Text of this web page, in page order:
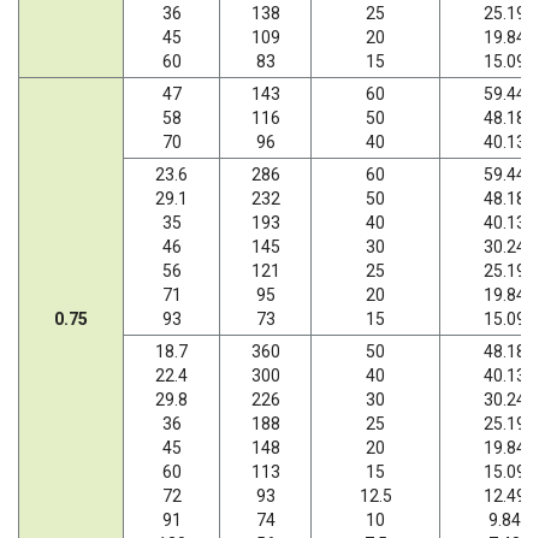
36
45
60
138
109
83
25
20
15
25.19
19.84
15.09
0.75
47
58
70
143
116
96
60
50
40
59.44
48.18
40.13
23.6
29.1
35
46
56
71
93
286
232
193
145
121
95
73
60
50
40
30
25
20
15
59.44
48.18
40.13
30.24
25.19
19.84
15.09
18.7
22.4
29.8
36
45
60
72
91
360
300
226
188
148
113
93
74
50
40
30
25
20
15
12.5
10
48.18
40.13
30.24
25.19
19.84
15.09
12.49
9.84